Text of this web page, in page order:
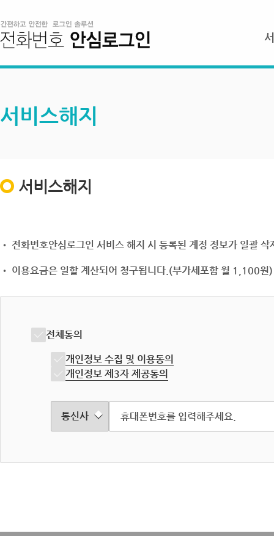
서비스해지
서비스해지
• 전화번호안심로그인 서비스 해지 시 등록된 계정 정보가 일괄
• 이용요금은 일할 계산되어 청구됩니다.(부가세포함 월 1,100원)
전체동의
개인정보 수집 및 이용동의
개인정보 제3자 제공동의